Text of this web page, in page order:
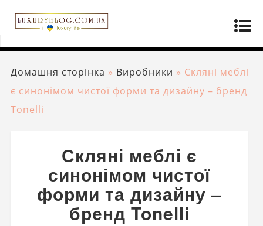
Домашня сторінка » Виробники » Скляні меблі
є синонімом чистої форми та дизайну – бренд
Tonelli
Скляні меблі є
синонімом чистої
форми та дизайну –
бренд Tonelli